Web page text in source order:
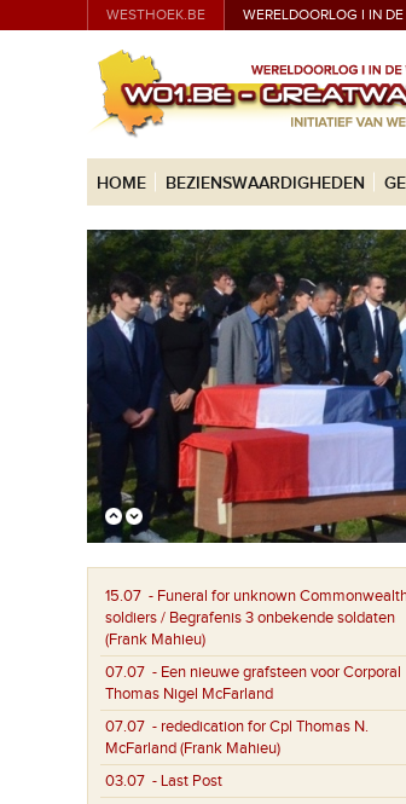
WESTHOEK.BE WERELDOORLOG I IN
HOME BEZIENSWAARDIGHEDEN
15.07 - Funeral for unknown
soldiers / Begrafenis 3 onbekende soldaten
(Frank Mahieu)
07.07 - Een nieuwe grafsteen voor Corporal
Thomas Nigel McFarland
07.07 - rededication for Cpl Thomas N.
McFarland (Frank Mahieu)
03.07 - Last Post